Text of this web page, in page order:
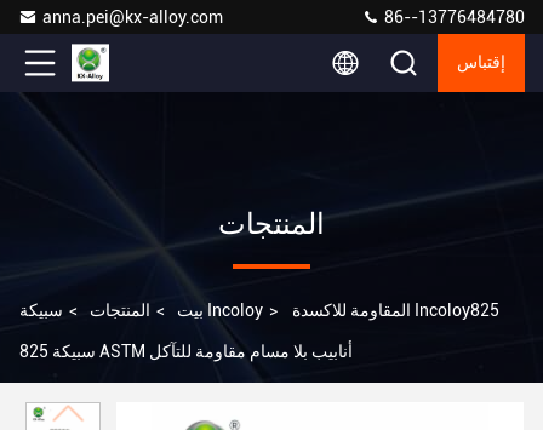
anna.pei@kx-alloy.com 86--13776484780
إقتباس
المنتجات
بيت > المنتجات > سبيكة Incoloy > المقاومة للاكسدة Incoloy825
سبيكة 825 ASTM أنابيب بلا مسام مقاومة للتآكل